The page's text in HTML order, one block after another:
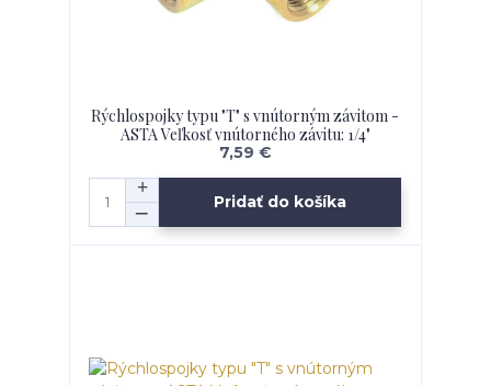
Rýchlospojky typu "T" s vnútorným závitom -
ASTA Veľkosť vnútorného závitu: 1/4"
7,59 €
Pridať do košíka